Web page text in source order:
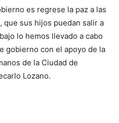
es regrese la paz a las
que sus hijos puedan salir a
lo hemos llevado a cabo
gobierno con el apoyo de la
de la Ciudad de
Lozano.